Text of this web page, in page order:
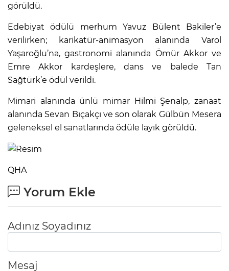
görüldü.
Edebiyat ödülü merhum Yavuz Bülent Bakiler’e
verilirken; karikatür-animasyon alanında Varol
Yaşaroğlu’na, gastronomi alanında Ömür Akkor ve
Emre Akkor kardeşlere, dans ve balede Tan
Sağtürk’e ödül verildi.
Mimari alanında ünlü mimar Hilmi Şenalp, zanaat
alanında Sevan Bıçakçı ve son olarak Gülbün Mesera
geleneksel el sanatlarında ödüle layık görüldü.
QHA
Yorum Ekle
Adınız Soyadınız
Mesaj